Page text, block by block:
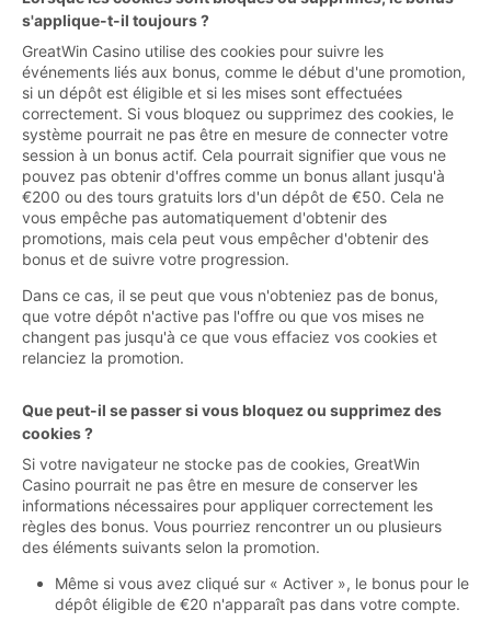
s'applique-t-il toujours ?
GreatWin Casino utilise des cookies pour suivre les
événements liés aux bonus, comme le début d'une promotion,
si un dépôt est éligible et si les mises sont effectuées
correctement. Si vous bloquez ou supprimez des cookies, le
système pourrait ne pas être en mesure de connecter votre
session à un bonus actif. Cela pourrait signifier que vous ne
pouvez pas obtenir d'offres comme un bonus allant jusqu'à
€200 ou des tours gratuits lors d'un dépôt de €50. Cela ne
vous empêche pas automatiquement d'obtenir des
promotions, mais cela peut vous empêcher d'obtenir des
bonus et de suivre votre progression.
Dans ce cas, il se peut que vous n'obteniez pas de bonus,
que votre dépôt n'active pas l'offre ou que vos mises ne
changent pas jusqu'à ce que vous effaciez vos cookies et
relanciez la promotion.
Que peut-il se passer si vous bloquez ou supprimez des
cookies ?
Si votre navigateur ne stocke pas de cookies, GreatWin
Casino pourrait ne pas être en mesure de conserver les
informations nécessaires pour appliquer correctement les
règles des bonus. Vous pourriez rencontrer un ou plusieurs
des éléments suivants selon la promotion.
Même si vous avez cliqué sur « Activer », le bonus pour le
dépôt éligible de €20 n'apparaît pas dans votre compte.